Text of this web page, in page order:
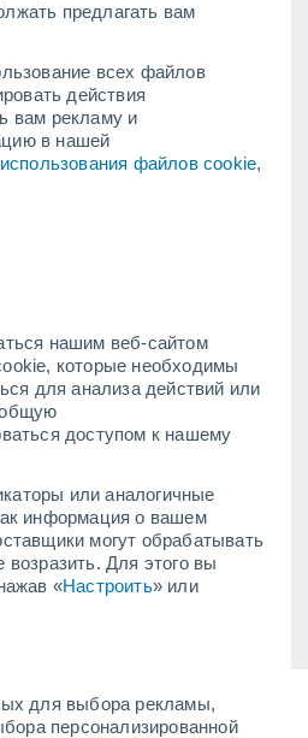
предлагать вам
всех файлов
действия
вам рекламу и
в нашей
файлов cookie,
нашим веб-сайтом
которые необходимы
для анализа действий или
общую
доступом к нашему
или аналогичные
информация о вашем
могут обрабатывать
Для этого вы
«Настроить» или
для выбора рекламы,
персонализированной
Gastein - Graukogel
Авг.
суббота
8 Авг.
склона
склона